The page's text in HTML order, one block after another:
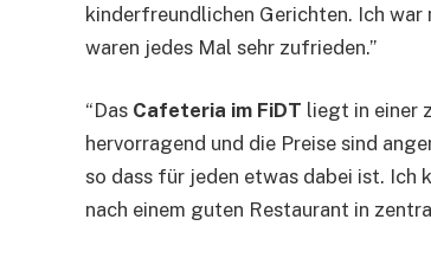
kinderfreundlichen Gerichten. Ich war
waren jedes Mal sehr zufrieden.”
“Das Cafeteria im FiDT liegt in einer
hervorragend und die Preise sind
so dass für jeden etwas dabei ist. Ich
nach einem guten Restaurant in